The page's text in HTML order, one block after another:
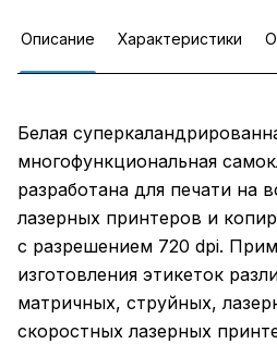
Описание Характеристики
Белая
многофункциональная
разработана для печати на
лазерных принтеров и
с разрешением 720 dpi.
изготовления этикеток
матричных, струйных,
скоростных лазерных